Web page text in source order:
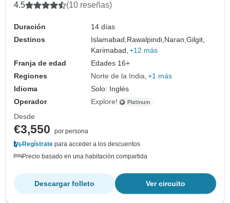
4.5 (10 reseñas)
Duración
14 días
Destinos
Islamabad,Rawalpindi,Naran,Gilgit,
Karimabad, +12 más
Franja de edad
Edades 16+
Regiones
Norte de la India +1 más
Idioma
Solo: Inglés
Operador
Explore!
Desde
€3,550
por persona
Regístrate para acceder a los descuentos
Precio basado en una habitación compartida
Ver circuito
Descargar folleto